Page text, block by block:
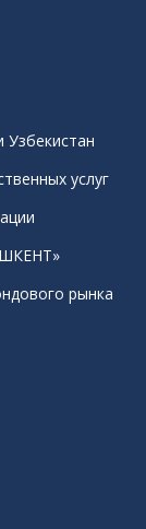
Узбекистан
услуг
рынка